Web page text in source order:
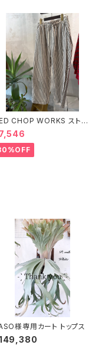
CHOP WORKS ストラ
柄パンツ 【36352581】
様専用カート トップス